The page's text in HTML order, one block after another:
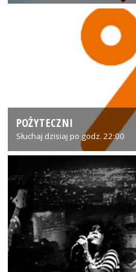
POŻYTECZNI
Słuchaj dzisiaj po godz. 22:00